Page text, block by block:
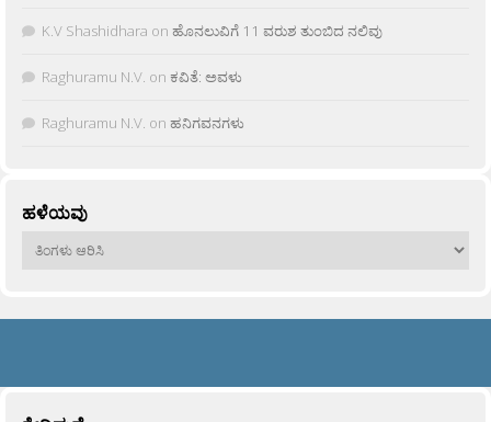
K.V Shashidhara on ಹೊನಲುವಿಗೆ 11 ವರುಶ ತುಂಬಿದ ನಲಿವು
Raghuramu N.V. on ಕವಿತೆ: ಅವಳು
Raghuramu N.V. on ಹನಿಗವನಗಳು
ಹಳೆಯವು
ಹಳೆಯವು